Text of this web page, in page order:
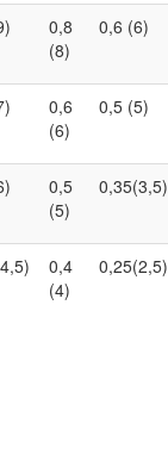
0,8
(8)
0,6 (6)
0,6
(6)
0,5 (5)
0,5
(5)
0,35(3,5)
0,4
(4)
0,25(2,5)